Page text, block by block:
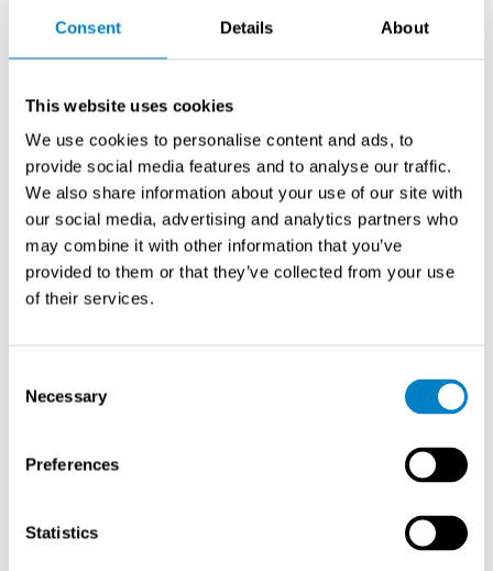
Consent Details About
This website uses cookies
We use cookies to personalise content and ads, to
provide social media features and to analyse our traffic.
We also share information about your use of our site with
our social media, advertising and analytics partners who
may combine it with other information that you’ve
provided to them or that they’ve collected from your use
of their services.
Selection
Necessary
Preferences
Statistics
MB 3.0 Atlas: 9 000 μW/cm2 ilman valkoista valoa.